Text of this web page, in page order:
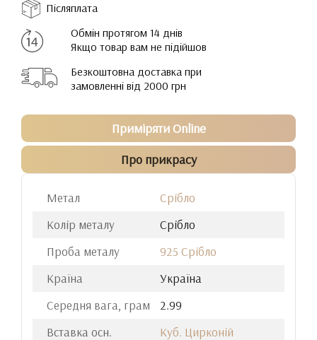
Післяплата
Обмін протягом 14 днів
Якщо товар вам не підійшов
Безкоштовна доставка при
замовленні від 2000 грн
Приміряти Online
Про прикрасу
Метал
Срібло
Колір металу
Срібло
Проба металу
925 Срібло
Країна
Україна
Середня вага, грам
2.99
Вставка осн.
Куб. Цирконій